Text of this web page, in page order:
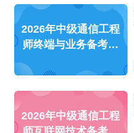
2026年中级通信工程
师终端与业务备考攻
2026年中级通信工程